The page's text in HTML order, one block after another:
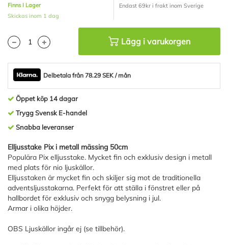
Finns I Lager
Skickas inom 1 dag
Endast 69kr i frakt inom Sverige
Lägg i varukorgen
Delbetala från 78.29 SEK / mån
Öppet köp 14 dagar
Trygg Svensk E-handel
Snabba leveranser
Elljusstake Pix i metall mässing 50cm
Populära Pix elljusstake. Mycket fin och exklusiv design i metall
med plats för nio ljuskällor.
Elljusstaken är mycket fin och skiljer sig mot de traditionella
adventsljusstakarna. Perfekt för att ställa i fönstret eller på
hallbordet för exklusiv och snygg belysning i jul.
Armar i olika höjder.
OBS Ljuskällor ingår ej (se tillbehör).